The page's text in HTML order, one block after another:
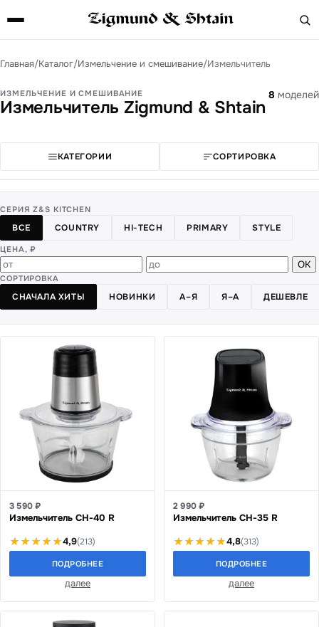
Главная/Каталог/Измельчение и смешивание/Измельчитель
ИЗМЕЛЬЧЕНИЕ И СМЕШИВАНИЕ
Измельчитель Zigmund & Shtain
8 моделей
КАТЕГОРИИ СОРТИРОВКА
СЕРИЯ Z&S KITCHEN
ВСЕ COUNTRY HI-TECH PRIMARY STYLE
ЦЕНА, ₽
ОК
СОРТИРОВКА
СНАЧАЛА ХИТЫ НОВИНКИ А–Я Я–А ДЕШЕВЛЕ
3 590 ₽
Измельчитель CH-40 R
4,9(213)
ПОДРОБНЕЕ
далее
2 990 ₽
Измельчитель CH-35 R
4,8(313)
ПОДРОБНЕЕ
далее